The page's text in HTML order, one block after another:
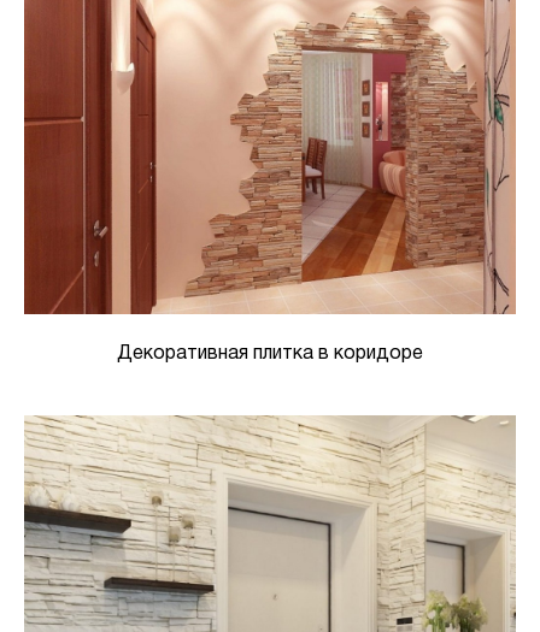
Декоративная плитка в коридоре